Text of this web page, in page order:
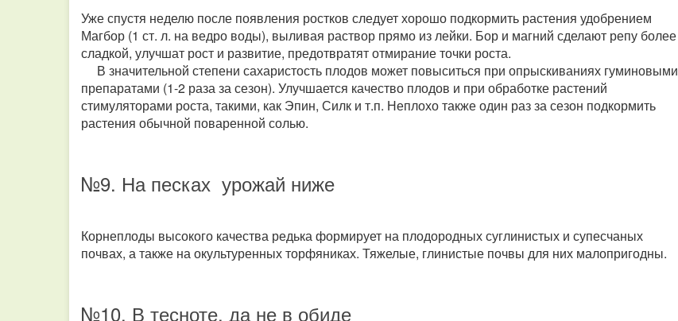
Уже спустя неделю после появления ростков следует хорошо подкормить растения удобрением
Магбор (1 ст. л. на ведро воды), выливая раствор прямо из лейки. Бор и магний сделают репу более
сладкой, улучшат рост и развитие, предотвратят отмирание точки роста.
В значительной степени сахаристость плодов может повыситься при опрыскиваниях гуминовыми
препаратами (1-2 раза за сезон). Улучшается качество плодов и при обработке растений
стимуляторами роста, такими, как Эпин, Силк и т.п. Неплохо также один раз за сезон подкормить
растения обычной поваренной солью.
№9. На песках урожай ниже
Корнеплоды высокого качества редька формирует на плодородных суглинистых и супесчаных
почвах, а также на окультуренных торфяниках. Тяжелые, глинистые почвы для них малопригодны.
№10. В тесноте, да не в обиде